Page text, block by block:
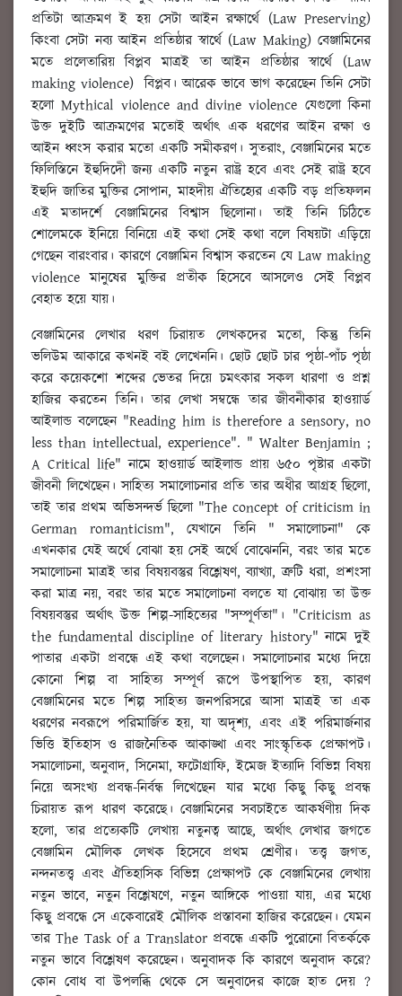
প্রতিটা আক্রমণ ই হয় সেটা আইন রক্ষার্থে (Law Preserving)
কিংবা সেটা নব্য আইন প্রতিষ্ঠার স্বার্থে (Law Making) বেঞ্জামিনের
মতে প্রলেতারিয় বিপ্লব মাত্রই তা আইন প্রতিষ্ঠার স্বার্থে (Law
making violence) বিপ্লব। আরেক ভাবে ভাগ করেছেন তিনি সেটা
হলো Mythical violence and divine violence যেগুলো কিনা
উক্ত দুইটি আক্রমণের মতোই অর্থাৎ এক ধরণের আইন রক্ষা ও
আইন ধ্বংস করার মতো একটি সমীকরণ। সুতরাং, বেঞ্জামিনের মতে
ফিলিস্তিনে ইহুদিদেী জন্য একটি নতুন রাষ্ট্র হবে এবং সেই রাষ্ট্র হবে
ইহুদি জাতির মুক্তির সোপান, মাহদীয় ঐতিহ্যের একটি বড় প্রতিফলন
এই মতাদর্শে বেঞ্জামিনের বিশ্বাস ছিলোনা। তাই তিনি চিঠিতে
শোলেমকে ইনিয়ে বিনিয়ে এই কথা সেই কথা বলে বিষয়টা এড়িয়ে
গেছেন বারংবার। কারণে বেঞ্জামিন বিশ্বাস করতেন যে Law making
violence মানুষের মুক্তির প্রতীক হিসেবে আসলেও সেই বিপ্লব
বেহাত হয়ে যায়।
বেঞ্জামিনের লেখার ধরণ চিরায়ত লেখকদের মতো, কিন্তু তিনি
ভলিউম আকারে কখনই বই লেখেননি। ছোট ছোট চার পৃষ্ঠা-পাঁচ পৃষ্ঠা
করে কয়েকশো শব্দের ভেতর দিয়ে চমৎকার সকল ধারণা ও প্রশ্ন
হাজির করতেন তিনি। তার লেখা সম্বন্ধে তার জীবনীকার হাওয়ার্ড
আইলান্ড বলেছেন "Reading him is therefore a sensory, no
less than intellectual, experience". " Walter Benjamin ;
A Critical life" নামে হাওয়ার্ড আইলান্ড প্রায় ৬৫০ পৃষ্টার একটা
জীবনী লিখেছেন। সাহিত্য সমালোচনার প্রতি তার অধীর আগ্রহ ছিলো,
তাই তার প্রথম অভিসন্দর্ভ ছিলো "The concept of criticism in
German romanticism", যেখানে তিনি " সমালোচনা" কে
এখনকার যেই অর্থে বোঝা হয় সেই অর্থে বোঝেননি, বরং তার মতে
সমালোচনা মাত্রই তার বিষয়বস্তুর বিশ্লেষণ, ব্যাখ্যা, ত্রুটি ধরা, প্রশংসা
করা মাত্র নয়, বরং তার মতে সমালোচনা বলতে যা বোঝায় তা উক্ত
বিষয়বস্তুর অর্থাৎ উক্ত শিল্প-সাহিত্যের "সম্পূর্ণতা"। "Criticism as
the fundamental discipline of literary history" নামে দুই
পাতার একটা প্রবন্ধে এই কথা বলেছেন। সমালোচনার মধ্যে দিয়ে
কোনো শিল্প বা সাহিত্য সম্পূর্ণ রূপে উপস্থাপিত হয়, কারণ
বেঞ্জামিনের মতে শিল্প সাহিত্য জনপরিসরে আসা মাত্রই তা এক
ধরণের নবরূপে পরিমার্জিত হয়, যা অদৃশ্য, এবং এই পরিমার্জনার
ভিত্তি ইতিহাস ও রাজনৈতিক আকাঙ্খা এবং সাংস্কৃতিক প্রেক্ষাপট।
সমালোচনা, অনুবাদ, সিনেমা, ফটোগ্রাফি, ইমেজ ইত্যাদি বিভিন্ন বিষয়
নিয়ে অসংখ্য প্রবন্ধ-নির্বন্ধ লিখেছেন যার মধ্যে কিছু কিছু প্রবন্ধ
চিরায়ত রূপ ধারণ করেছে। বেঞ্জামিনের সবচাইতে আকর্ষণীয় দিক
হলো, তার প্রত্যেকটি লেখায় নতুনত্ব আছে, অর্থাৎ লেখার জগতে
বেঞ্জামিন মৌলিক লেখক হিসেবে প্রথম শ্রেণীর। তত্ত্ব জগত,
নন্দনতত্ত্ব এবং ঐতিহাসিক বিভিন্ন প্রেক্ষাপট কে বেঞ্জামিনের লেখায়
নতুন ভাবে, নতুন বিশ্লেষণে, নতুন আঙ্গিকে পাওয়া যায়, এর মধ্যে
কিছু প্রবন্ধে সে একেবারেই মৌলিক প্রস্তাবনা হাজির করেছেন। যেমন
তার The Task of a Translator প্রবন্ধে একটি পুরোনো বিতর্ককে
নতুন ভাবে বিশ্লেষণ করেছেন। অনুবাদক কি কারণে অনুবাদ করে?
কোন বোধ বা উপলব্ধি থেকে সে অনুবাদের কাজে হাত দেয় ?